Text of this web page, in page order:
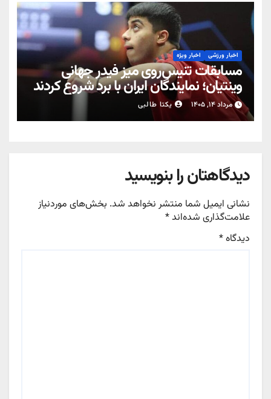
اخبار ورزشی اخبار ویژه
مسابقات تنیس‌روی میز فیدر جهانی
وینتیان؛ نمایندگان ایران با برد شروع کردند
مرداد ۱۴, ۱۴۰۵ یکتا طالبی
دیدگاهتان را بنویسید
نشانی ایمیل شما منتشر نخواهد شد. بخش‌های موردنیاز
علامت‌گذاری شده‌اند*
دیدگاه*